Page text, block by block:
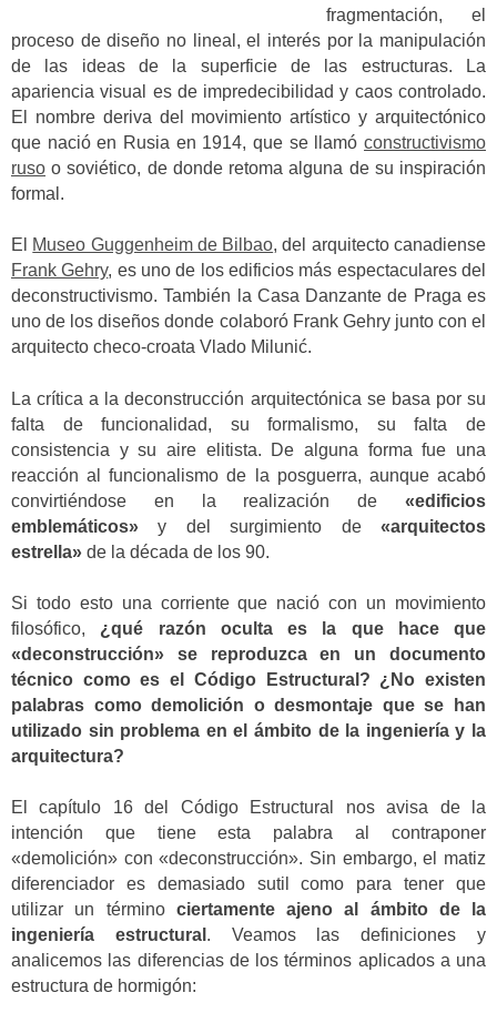
fragmentación, el
proceso de diseño no lineal, el interés por la manipulación
de las ideas de la superficie de las estructuras. La
apariencia visual es de impredecibilidad y caos controlado.
El nombre deriva del movimiento artístico y arquitectónico
que nació en Rusia en 1914, que se llamó constructivismo
ruso o soviético, de donde retoma alguna de su inspiración
formal.
El Museo Guggenheim de Bilbao, del arquitecto canadiense
Frank Gehry, es uno de los edificios más espectaculares del
deconstructivismo. También la Casa Danzante de Praga es
uno de los diseños donde colaboró Frank Gehry junto con el
arquitecto checo-croata Vlado Milunić.
La crítica a la deconstrucción arquitectónica se basa por su
falta de funcionalidad, su formalismo, su falta de
consistencia y su aire elitista. De alguna forma fue una
reacción al funcionalismo de la posguerra, aunque acabó
convirtiéndose en la realización de «edificios
emblemáticos» y del surgimiento de «arquitectos
estrella» de la década de los 90.
Si todo esto una corriente que nació con un movimiento
filosófico, ¿qué razón oculta es la que hace que
«deconstrucción» se reproduzca en un documento
técnico como es el Código Estructural? ¿No existen
palabras como demolición o desmontaje que se han
utilizado sin problema en el ámbito de la ingeniería y la
arquitectura?
El capítulo 16 del Código Estructural nos avisa de la
intención que tiene esta palabra al contraponer
«demolición» con «deconstrucción». Sin embargo, el matiz
diferenciador es demasiado sutil como para tener que
utilizar un término ciertamente ajeno al ámbito de la
ingeniería estructural . Veamos las definiciones y
analicemos las diferencias de los términos aplicados a una
estructura de hormigón: